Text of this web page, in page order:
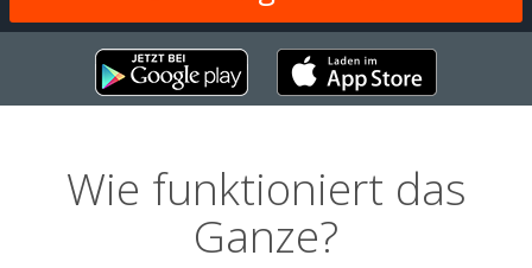
Wie funktioniert das
Ganze?